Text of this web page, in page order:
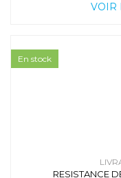
VOIR
RESISTANCE
En stock